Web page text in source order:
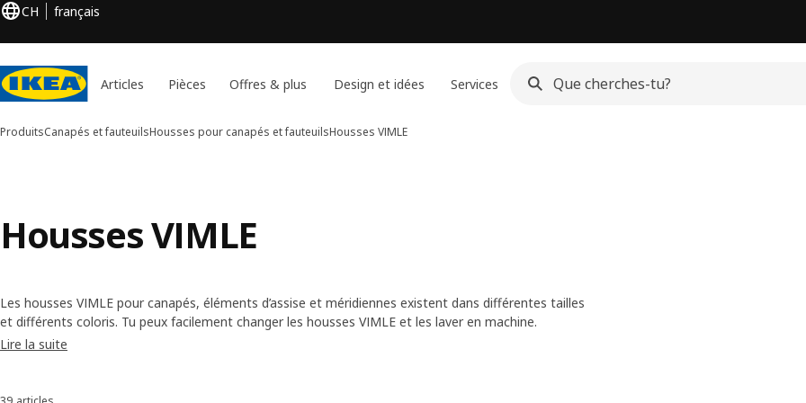
CH français
Articles Pièces Offres & plus Design et idées Services
ProduitsCanapés et fauteuilsHousses pour canapés et fauteuilsHousses VIMLE
Housses VIMLE
Les housses VIMLE pour canapés, éléments d’assise et méridiennes existent dans différentes tailles
et différents coloris. Tu peux facilement changer les housses VIMLE et les laver en machine.
Lire la suite